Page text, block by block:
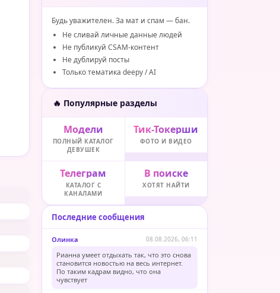
Будь уважителен. За мат и спам — бан.
Не сливай личные данные людей
Не публикуй CSAM-контент
Не дублируй посты
Только тематика deepy / AI
🔥 Популярные разделы
Модели
ПОЛНЫЙ КАТАЛОГ
ДЕВУШЕК
Тик-Токерши
ФОТО И ВИДЕО
Телеграм
КАТАЛОГ С
КАНАЛАМИ
В поиске
ХОТЯТ НАЙТИ
Последние сообщения
Олинка 08.08.2026, 06:11
Рианна умеет отдыхать так, что это снова
становится новостью на весь интернет.
По таким кадрам видно, что она
чувствует